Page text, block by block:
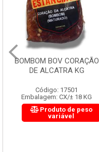
BOMBOM BOV CORAÇÃO
DE ALCATRA KG
Código: 17501
Embalagem: CX/± 18 KG
Produto de peso
variável